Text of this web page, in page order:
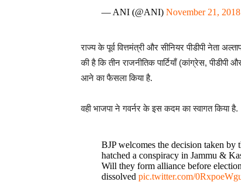
— ANI (@ANI) November 21, 2018
राज्य के पूर्व वित्तमंत्री और सीनियर पीडीपी नेता
की है कि तीन राजनीतिक पार्टियाँ (कांग्रेस,
आने का फैसला किया है.
वही भाजपा ने गवर्नर के इस कदम का स्वागत किया है.
BJP welcomes the decision taken
hatched a conspiracy in Jammu &
Will they form alliance before
dissolved pic.twitter.com/